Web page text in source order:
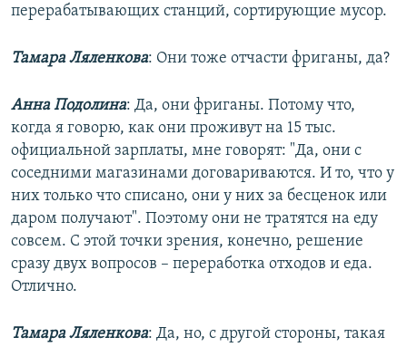
перерабатывающих станций, сортирующие мусор.
Тамара Ляленкова: Они тоже отчасти фриганы, да?
Анна Подолина: Да, они фриганы. Потому что,
когда я говорю, как они проживут на 15 тыс.
официальной зарплаты, мне говорят: "Да, они с
соседними магазинами договариваются. И то, что у
них только что списано, они у них за бесценок или
даром получают". Поэтому они не тратятся на еду
совсем. С этой точки зрения, конечно, решение
сразу двух вопросов – переработка отходов и еда.
Отлично.
Тамара Ляленкова: Да, но, с другой стороны, такая